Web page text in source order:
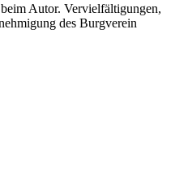
Autor. Vervielfältigungen,
des Burgverein